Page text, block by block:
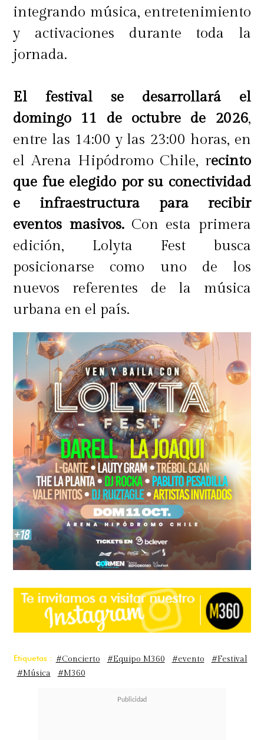
integrando música, entretenimiento
y activaciones durante toda la
jornada.
El festival se desarrollará el
domingo 11 de octubre de 2026,
entre las 14:00 y las 23:00 horas, en
el Arena Hipódromo Chile, recinto
que fue elegido por su conectividad
e infraestructura para recibir
eventos masivos.Con esta primera
edición, Lolyta Fest busca
posicionarse como uno de los
nuevos referentes de la música
urbana en el país.
Etiquetas : #Concierto #Equipo M360 #evento
#Festival
#Música
#M360